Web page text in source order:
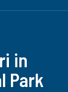
in
Park